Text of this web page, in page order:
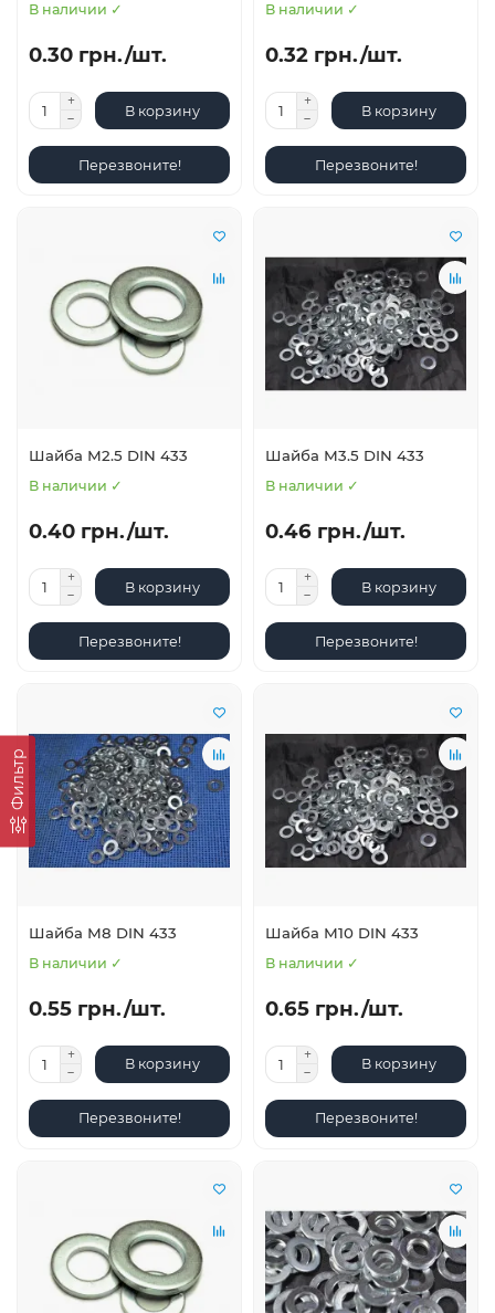
Фильтр
В наличии ✓
0.30 грн./шт.
В корзину
Перезвоните!
В наличии ✓
0.32 грн./шт.
В корзину
Перезвоните!
Шайба М2.5 DIN 433
В наличии ✓
0.40 грн./шт.
В корзину
Перезвоните!
Шайба М3.5 DIN 433
В наличии ✓
0.46 грн./шт.
В корзину
Перезвоните!
Шайба М8 DIN 433
В наличии ✓
0.55 грн./шт.
В корзину
Перезвоните!
Шайба М10 DIN 433
В наличии ✓
0.65 грн./шт.
В корзину
Перезвоните!